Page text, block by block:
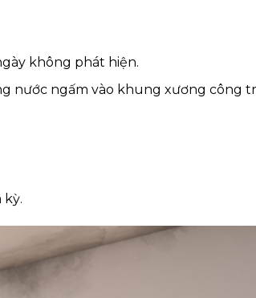
không phát hiện.
nước ngấm vào khung xương công
kỳ.